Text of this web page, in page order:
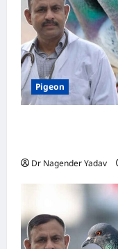
Pigeon
Dr Nagender Yadav